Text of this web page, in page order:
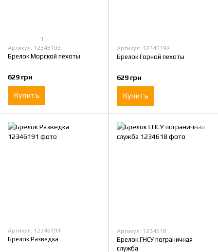
1
Артикул: 12346193
Брелок Морской пехоты
629 грн
Купить
Артикул: 12346192
Брелок Горной пехоты
629 грн
Купить
Артикул: 12346191
Брелок Разведка
Артикул: 1234618
Брелок ГНСУ пограничная
служба